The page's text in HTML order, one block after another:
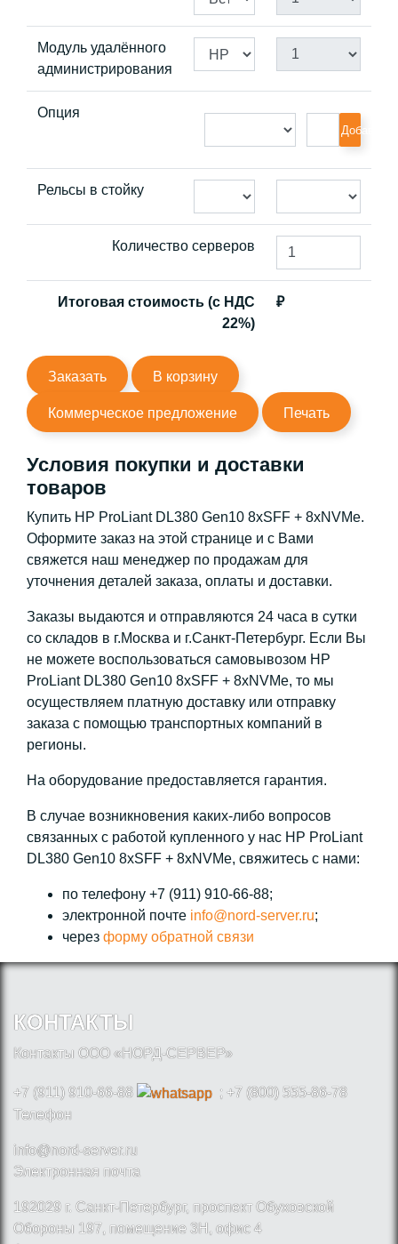
Модуль удалённого
администрирования
Опция
Добавить
Рельсы в стойку
Количество серверов
Итоговая стоимость (с НДС
22%)
₽
Заказать В корзину
Коммерческое предложение Печать
Условия покупки и доставки
товаров
Купить HP ProLiant DL380 Gen10 8xSFF + 8xNVMe.
Оформите заказ на этой странице и с Вами
свяжется наш менеджер по продажам для
уточнения деталей заказа, оплаты и доставки.
Заказы выдаются и отправляются 24 часа в сутки
со складов в г.Москва и г.Санкт-Петербург. Если Вы
не можете воспользоваться самовывозом HP
ProLiant DL380 Gen10 8xSFF + 8xNVMe, то мы
осуществляем платную доставку или отправку
заказа с помощью транспортных компаний в
регионы.
На оборудование предоставляется гарантия.
В случае возникновения каких-либо вопросов
связанных с работой купленного у нас HP ProLiant
DL380 Gen10 8xSFF + 8xNVMe, свяжитесь с нами:
по телефону +7 (911) 910-66-88;
электронной почте info@nord-server.ru;
через форму обратной связи
КОНТАКТЫ
Контакты ООО «НОРД-СЕРВЕР»
+7 (911) 910-66-88
; +7 (800) 555-86-78
Телефон
info@nord-server.ru
Электронная почта
192029 г. Санкт-Петербург, проспект Обуховской
Обороны 197, помещение 3Н, офис 4